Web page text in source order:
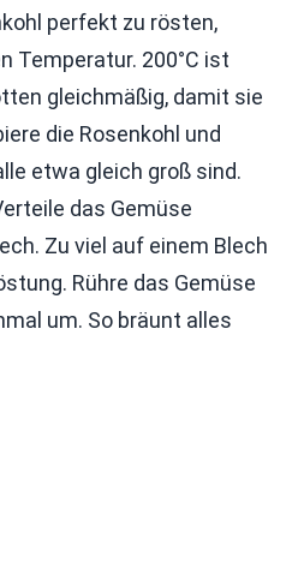
perfekt zu rösten,
Temperatur. 200°C ist
gleichmäßig, damit sie
die Rosenkohl und
etwa gleich groß sind.
das Gemüse
Zu viel auf einem Blech
Rühre das Gemüse
um. So bräunt alles